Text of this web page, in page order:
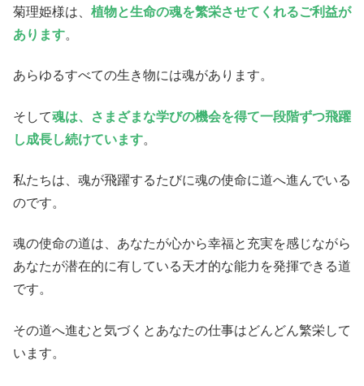
菊理姫様は、 植物と生命の魂を繁栄させてくれるご利益が
あります。
あらゆるすべての生き物には魂があります。
そして魂は、さまざまな学びの機会を得て一段階ずつ飛躍
し成長し続けています。
私たちは、魂が飛躍するたびに魂の使命に道へ進んでいる
のです。
魂の使命の道は、あなたが心から幸福と充実を感じながら
あなたが潜在的に有している天才的な能力を発揮できる道
です。
その道へ進むと気づくとあなたの仕事はどんどん繁栄して
います。